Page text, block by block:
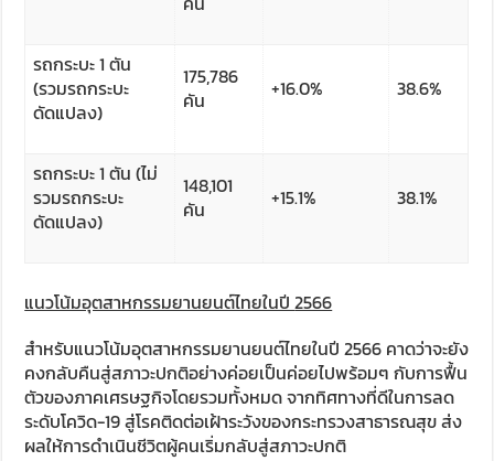
รถกระบะ 1 ตัน
(รวมรถกระบะ
ดัดแปลง)
175,786
คัน
+16.0% 38.6%
รถกระบะ 1 ตัน (ไม่
รวมรถกระบะ
ดัดแปลง)
148,101
คัน
+15.1% 38.1%
แนวโน้มอุตสาหกรรมยานยนต์ไทยในปี2566
สำหรับแนวโน้มอุตสาหกรรมยานยนต์ไทยในปี 2566 คาดว่าจะยัง
คงกลับคืนสู่สภาวะปกติอย่างค่อยเป็นค่อยไปพร้อมๆ กับการฟื้น
ตัวของภาคเศรษฐกิจโดยรวมทั้งหมด จากทิศทางที่ดีในการลด
ระดับโควิด-19 สู่โรคติดต่อเฝ้าระวังของกระทรวงสาธารณสุข ส่ง
ผลให้การดำเนินชีวิตผู้คนเริ่มกลับสู่สภาวะปกติ